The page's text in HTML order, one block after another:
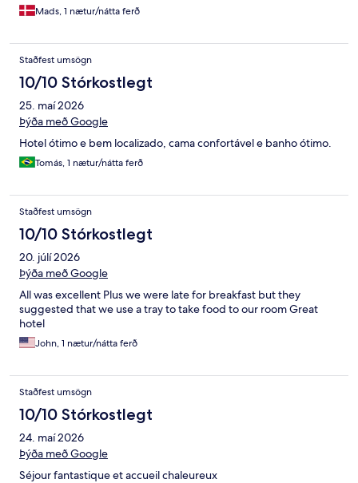
Mads, 1 nætur/nátta ferð
Staðfest umsögn
10/10 Stórkostlegt
25. maí 2026
Þýða með Google
Hotel ótimo e bem localizado, cama confortável e banho ótimo.
Tomás, 1 nætur/nátta ferð
Staðfest umsögn
10/10 Stórkostlegt
20. júlí 2026
Þýða með Google
All was excellent Plus we were late for breakfast but they
suggested that we use a tray to take food to our room Great
hotel
John, 1 nætur/nátta ferð
Staðfest umsögn
10/10 Stórkostlegt
24. maí 2026
Þýða með Google
Séjour fantastique et accueil chaleureux